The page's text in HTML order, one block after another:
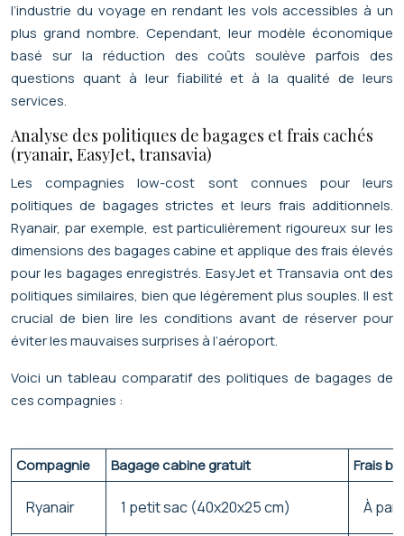
l’industrie du voyage en rendant les vols accessibles à un
plus grand nombre. Cependant, leur modèle économique
basé sur la réduction des coûts soulève parfois des
questions quant à leur fiabilité et à la qualité de leurs
services.
Analyse des politiques de bagages et frais cachés
(ryanair, EasyJet, transavia)
Les compagnies low-cost sont connues pour leurs
politiques de bagages strictes et leurs frais additionnels.
Ryanair, par exemple, est particulièrement rigoureux sur les
dimensions des bagages cabine et applique des frais élevés
pour les bagages enregistrés. EasyJet et Transavia ont des
politiques similaires, bien que légèrement plus souples. Il est
crucial de bien lire les conditions avant de réserver pour
éviter les mauvaises surprises à l’aéroport.
Voici un tableau comparatif des politiques de bagages de
ces compagnies :
Compagnie Bagage cabine gratuit Frais
Ryanair 1 petit sac (40x20x25 cm) À